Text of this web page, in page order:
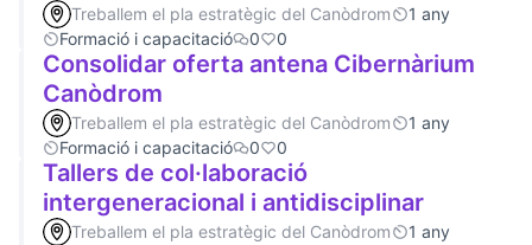
Treballem el pla estratègic del Canòdrom
1 any
Formació i capacitació
0 0
Consolidar oferta antena Cibernàrium
Canòdrom
Treballem el pla estratègic del Canòdrom
1 any
Formació i capacitació
0 0
Tallers de col·laboració
intergeneracional i antidisciplinar
Treballem el pla estratègic del Canòdrom
1 any